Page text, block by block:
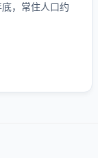
，常住人口约